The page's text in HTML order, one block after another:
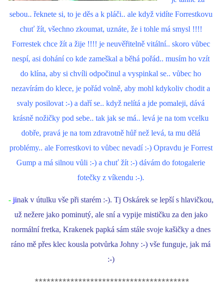
sebou.. řeknete si, to je děs a k pláči.. ale když vidíte Forrestkovu
chuť žít, všechno zkoumat, uznáte, že i tohle má smysl !!!!
Forrestek chce žít a žije !!!! je neuvěřitelně vitální.. skoro vůbec
nespí, asi dohání co kde zameškal a běhá pořád.. musím ho vzít
do klína, aby si chvíli odpočinul a vyspinkal se.. vůbec ho
nezavírám do klece, je pořád volně, aby mohl kdykoliv chodit a
svaly posilovat :-) a daří se.. když nelítá a jde pomaleji, dává
krásně nožičky pod sebe.. tak jak se má.. levá je na tom vcelku
dobře, pravá je na tom zdravotně hůř než levá, ta mu dělá
problémy.. ale Forrestkovi to vůbec nevadí :-) Opravdu je Forrest
Gump a má silnou vůli :-) a chuť žít :-) dávám do fotogalerie
fotečky z víkendu :-).
-jinak v útulku vše při starém :-). Tj Oskárek se lepší s hlavičkou,
už nežere jako pominutý, ale sní a vypije mističku za den jako
normální fretka, Krakenek papká sám stále svoje kašičky a dnes
ráno mě přes klec kousla potvůrka Johny :-) vše funguje, jak má
:-)
***************************************